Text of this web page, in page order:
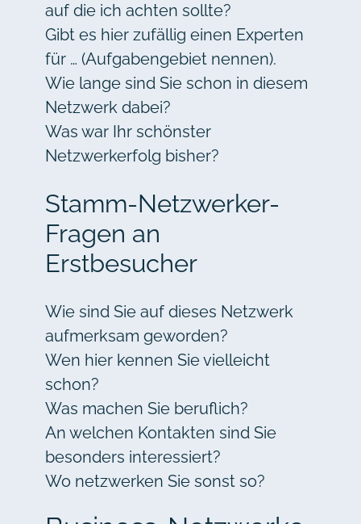
auf die ich achten sollte?
Gibt es hier zufällig einen Experten
für … (Aufgabengebiet nennen).
Wie lange sind Sie schon in diesem
Netzwerk dabei?
Was war Ihr schönster
Netzwerkerfolg bisher?
Stamm-Netzwerker-
Fragen an
Erstbesucher
Wie sind Sie auf dieses Netzwerk
aufmerksam geworden?
Wen hier kennen Sie vielleicht
schon?
Was machen Sie beruflich?
An welchen Kontakten sind Sie
besonders interessiert?
Wo netzwerken Sie sonst so?